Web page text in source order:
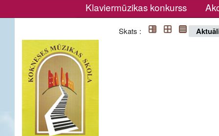
Klaviermūzikas konkurss
Skats :